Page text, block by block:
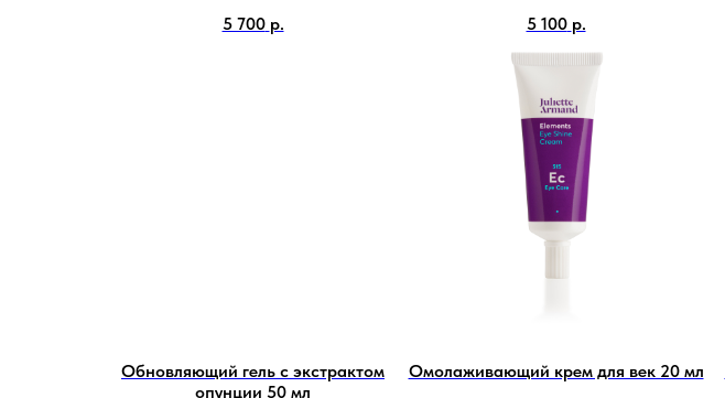
5 700 р.
5 100 р.
Обновляющий гель с экстрактом
опунции 50 мл
Омолаживающий крем для век 20 мл